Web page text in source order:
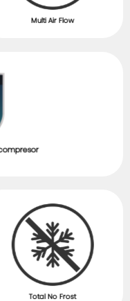
Multi Air Flow
Total No Frost